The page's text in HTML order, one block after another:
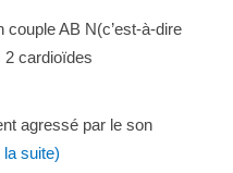
AB N(c’est-à-dire
2 cardioïdes
agressé par le son
suite)